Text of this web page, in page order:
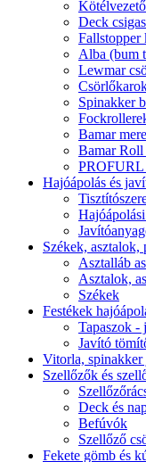
Deck
Fallstopper
Alba (bum
Lewmar
Spinakker
Bamar
Bamar Roll
PROFURL
Hajóápolás és
Székek, asztalok,
Asztalláb
Asztalok,
Székek
Festékek
Tapaszok -
Javító
Vitorla, spinakker
Szellőzők és
Deck és
Befúvók
Szellőző
Fekete gömb és